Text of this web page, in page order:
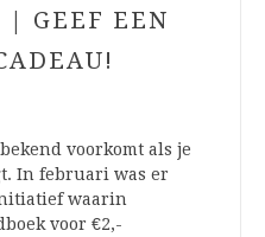
| GEEF EEN
voorkomt als je
In februari was er
waarin
voor €2,-